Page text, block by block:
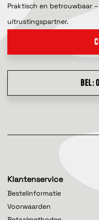
Praktisch en betrouwbaar
uitrustingspartner.
BEL:
Klantenservice
Bestelinformatie
Voorwaarden